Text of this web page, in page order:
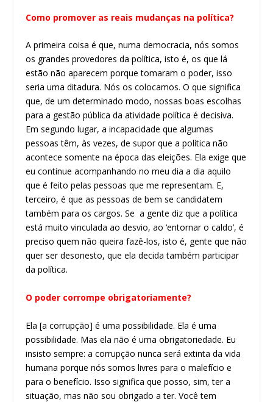
Como promover as reais mudanças na política?
A primeira coisa é que, numa democracia, nós somos
os grandes provedores da política, isto é, os que lá
estão não aparecem porque tomaram o poder, isso
seria uma ditadura. Nós os colocamos. O que significa
que, de um determinado modo, nossas boas escolhas
para a gestão pública da atividade política é decisiva.
Em segundo lugar, a incapacidade que algumas
pessoas têm, às vezes, de supor que a política não
acontece somente na época das eleições. Ela exige que
eu continue acompanhando no meu dia a dia aquilo
que é feito pelas pessoas que me representam. E,
terceiro, é que as pessoas de bem se candidatem
também para os cargos. Se a gente diz que a política
está muito vinculada ao desvio, ao ‘entornar o caldo’, é
preciso quem não queira fazê-los, isto é, gente que não
quer ser desonesto, que ela decida também participar
da política.
O poder corrompe obrigatoriamente?
Ela [a corrupção] é uma possibilidade. Ela é uma
possibilidade. Mas ela não é uma obrigatoriedade. Eu
insisto sempre: a corrupção nunca será extinta da vida
humana porque nós somos livres para o malefício e
para o benefício. Isso significa que posso, sim, ter a
situação, mas não sou obrigado a ter. Você tem